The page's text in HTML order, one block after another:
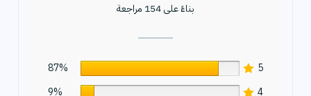
بناءً على 154 مراجعة
5
87%
4
9%